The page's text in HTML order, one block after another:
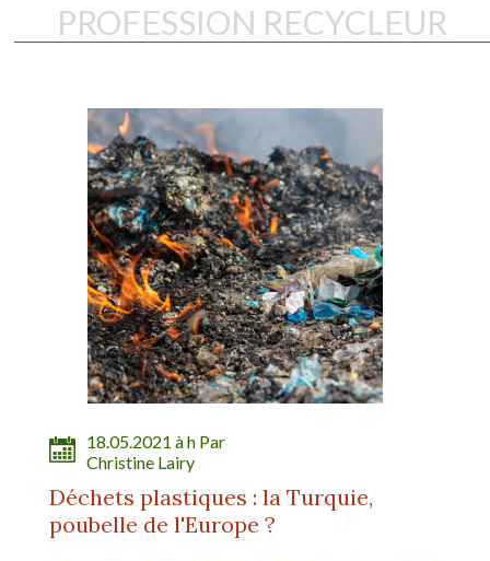
PROFESSION RECYCLEUR
18.05.2021 à h Par
Christine Lairy
Déchets plastiques : la Turquie,
poubelle de l'Europe ?